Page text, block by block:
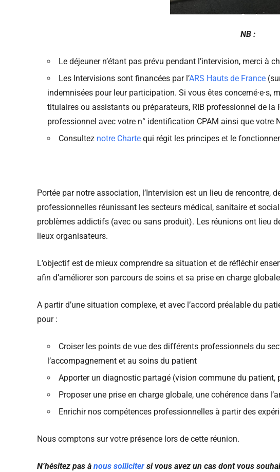
NB :
Le déjeuner n’étant pas prévu pendant l’intervision, merci à
Les Intervisions sont financées par l’ARS Hauts de France
indemnisées pour leur participation. Si vous êtes concerné·e·s,
titulaires ou assistants ou préparateurs, RIB professionnel de
professionnel avec votre n° identification CPAM ainsi que votre
Consultez notre Charte qui régit les principes et le
Portée par notre association, l’Intervision est un lieu de rencontre,
professionnelles réunissant les secteurs médical, sanitaire et
problèmes addictifs (avec ou sans produit). Les réunions ont lieu
lieux organisateurs.
L’objectif est de mieux comprendre sa situation et de réfléchir
afin d’améliorer son parcours de soins et sa prise en charge
A partir d’une situation complexe, et avec l’accord préalable du
pour :
Croiser les points de vue des différents professionnels du
l’accompagnement et au soins du patient
Apporter un diagnostic partagé (vision commune du patient,
Proposer une prise en charge globale, une cohérence dans
Enrichir nos compétences professionnelles à partir des
Nous comptons sur votre présence lors de cette réunion.
N’hésitez pas à nous solliciter si vous avez un cas dont vous